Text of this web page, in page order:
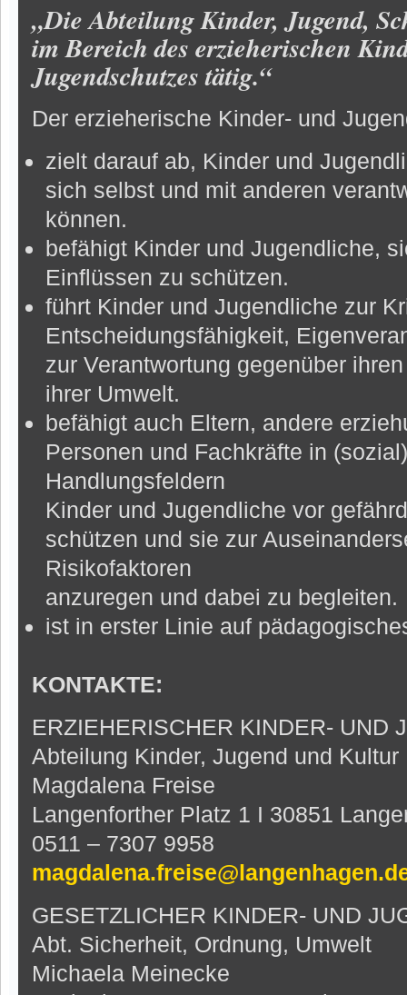
„Die Abteilung Kinder, Jugend,
im Bereich des erzieherischen
Jugendschutzes tätig.“
Der erzieherische Kinder- und
zielt darauf ab, Kinder und
sich selbst und mit anderen
können.
befähigt Kinder und Jugendliche,
Einflüssen zu schützen.
führt Kinder und Jugendliche zur
Entscheidungsfähigkeit,
zur Verantwortung gegenüber
ihrer Umwelt.
befähigt auch Eltern, andere
Personen und Fachkräfte in
Handlungsfeldern
Kinder und Jugendliche vor
schützen und sie zur
Risikofaktoren
anzuregen und dabei zu begleiten.
ist in erster Linie auf
KONTAKTE:
ERZIEHERISCHER KINDER- UND
Abteilung Kinder, Jugend und Kultur
Magdalena Freise
Langenforther Platz 1 I 30851
0511 – 7307 9958
GESETZLICHER KINDER- UND
Abt. Sicherheit, Ordnung, Umwelt
Michaela Meinecke